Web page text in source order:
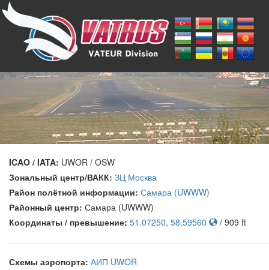
ICAO / IATA: UWOR / OSW
Зональный центр/ВАКК: ЗЦ Москва
Район полётной информации: Самара (UWWW)
Районный центр: Самара (UWWW)
Координаты / превышение: 51.07250, 58.59560 / 909 ft
Схемы аэропорта: АИП UWOR